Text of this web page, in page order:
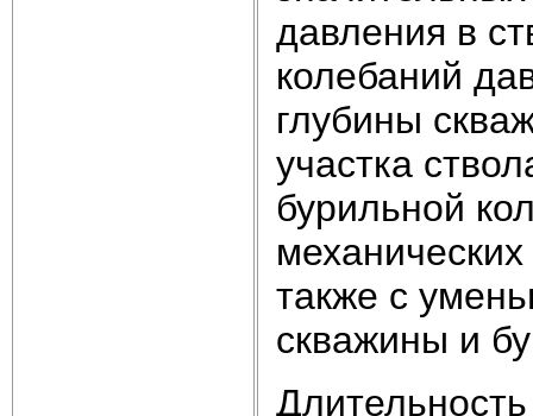
давления в
колебаний
глубины
участка
бурильной
также с
скважины и